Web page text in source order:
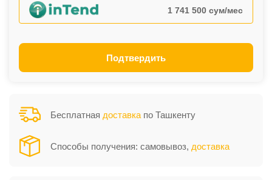
1 741 500 сум/мес
Подтвердить
Бесплатная доставка по Ташкенту
Способы получения: самовывоз, доставка